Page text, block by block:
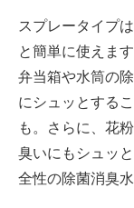
スプレータイプ
と簡単に使えま
弁当箱や水筒の
にシュッとする
も。さらに、花
臭いにもシュッ
全性の除菌消臭